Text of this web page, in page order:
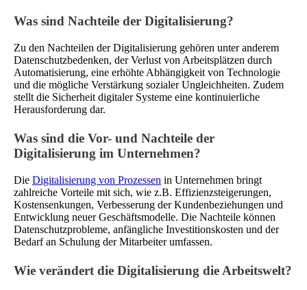
Was sind Nachteile der Digitalisierung?
Zu den Nachteilen der Digitalisierung gehören unter anderem
Datenschutzbedenken, der Verlust von Arbeitsplätzen durch
Automatisierung, eine erhöhte Abhängigkeit von Technologie
und die mögliche Verstärkung sozialer Ungleichheiten. Zudem
stellt die Sicherheit digitaler Systeme eine kontinuierliche
Herausforderung dar.
Was sind die Vor- und Nachteile der
Digitalisierung im Unternehmen?
Die Digitalisierung von Prozessen in Unternehmen bringt
zahlreiche Vorteile mit sich, wie z.B. Effizienzsteigerungen,
Kostensenkungen, Verbesserung der Kundenbeziehungen und
Entwicklung neuer Geschäftsmodelle. Die Nachteile können
Datenschutzprobleme, anfängliche Investitionskosten und der
Bedarf an Schulung der Mitarbeiter umfassen.
Wie verändert die Digitalisierung die Arbeitswelt?